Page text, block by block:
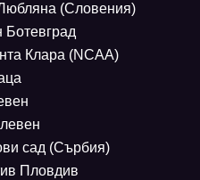
(Словения)
Ботевград
Клара (NCAA)
сад (Сърбия)
Пловдив